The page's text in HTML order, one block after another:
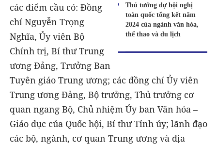
Thủ tướng dự hội nghị
toàn quốc tổng kết năm
2024 của ngành văn hóa,
thể thao và du lịch
các điểm cầu có: Đồng
chí Nguyễn Trọng
Nghĩa, Ủy viên Bộ
Chính trị, Bí thư Trung
ương Đảng, Trưởng Ban
Tuyên giáo Trung ương; các đồng chí Ủy viên
Trung ương Đảng, Bộ trưởng, Thủ trưởng cơ
quan ngang Bộ, Chủ nhiệm Ủy ban Văn hóa –
Giáo dục của Quốc hội, Bí thư Tỉnh ủy; lãnh đạo
các bộ, ngành, cơ quan Trung ương và địa